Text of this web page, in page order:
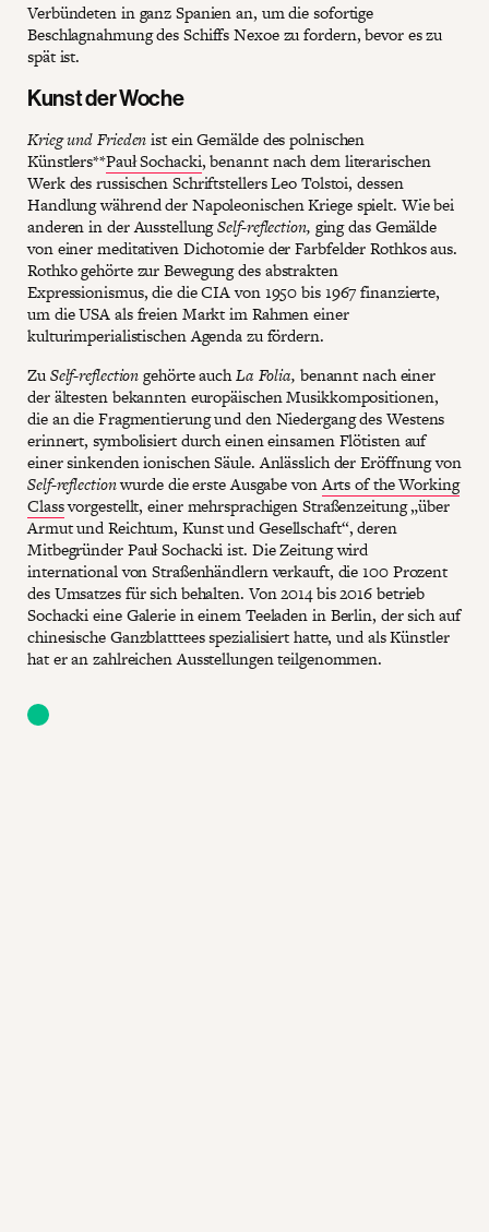
Verbündeten in ganz Spanien an, um die sofortige
Beschlagnahmung des Schiffs Nexoe zu fordern, bevor es zu
spät ist.
Kunst der Woche
Krieg und Friedenist ein Gemälde des polnischen
Künstlers**Pauł Sochacki, benannt nach dem literarischen
Werk des russischen Schriftstellers Leo Tolstoi, dessen
Handlung während der Napoleonischen Kriege spielt. Wie bei
anderen in der AusstellungSelf-reflection, ging das Gemälde
von einer meditativen Dichotomie der Farbfelder Rothkos aus.
Rothko gehörte zur Bewegung des abstrakten
Expressionismus, die die CIA von 1950 bis 1967 finanzierte,
um die USA als freien Markt im Rahmen einer
kulturimperialistischen Agenda zu fördern.
ZuSelf-reflectiongehörte auchLa Folia, benannt nach einer
der ältesten bekannten europäischen Musikkompositionen,
die an die Fragmentierung und den Niedergang des Westens
erinnert, symbolisiert durch einen einsamen Flötisten auf
einer sinkenden ionischen Säule. Anlässlich der Eröffnung von
Self-reflectionwurde die erste Ausgabe vonArts of the Working
Classvorgestellt, einer mehrsprachigen Straßenzeitung „über
Armut und Reichtum, Kunst und Gesellschaft“, deren
Mitbegründer Pauł Sochacki ist. Die Zeitung wird
international von Straßenhändlern verkauft, die 100 Prozent
des Umsatzes für sich behalten. Von 2014 bis 2016 betrieb
Sochacki eine Galerie in einem Teeladen in Berlin, der sich auf
chinesische Ganzblatttees spezialisiert hatte, und als Künstler
hat er an zahlreichen Ausstellungen teilgenommen.